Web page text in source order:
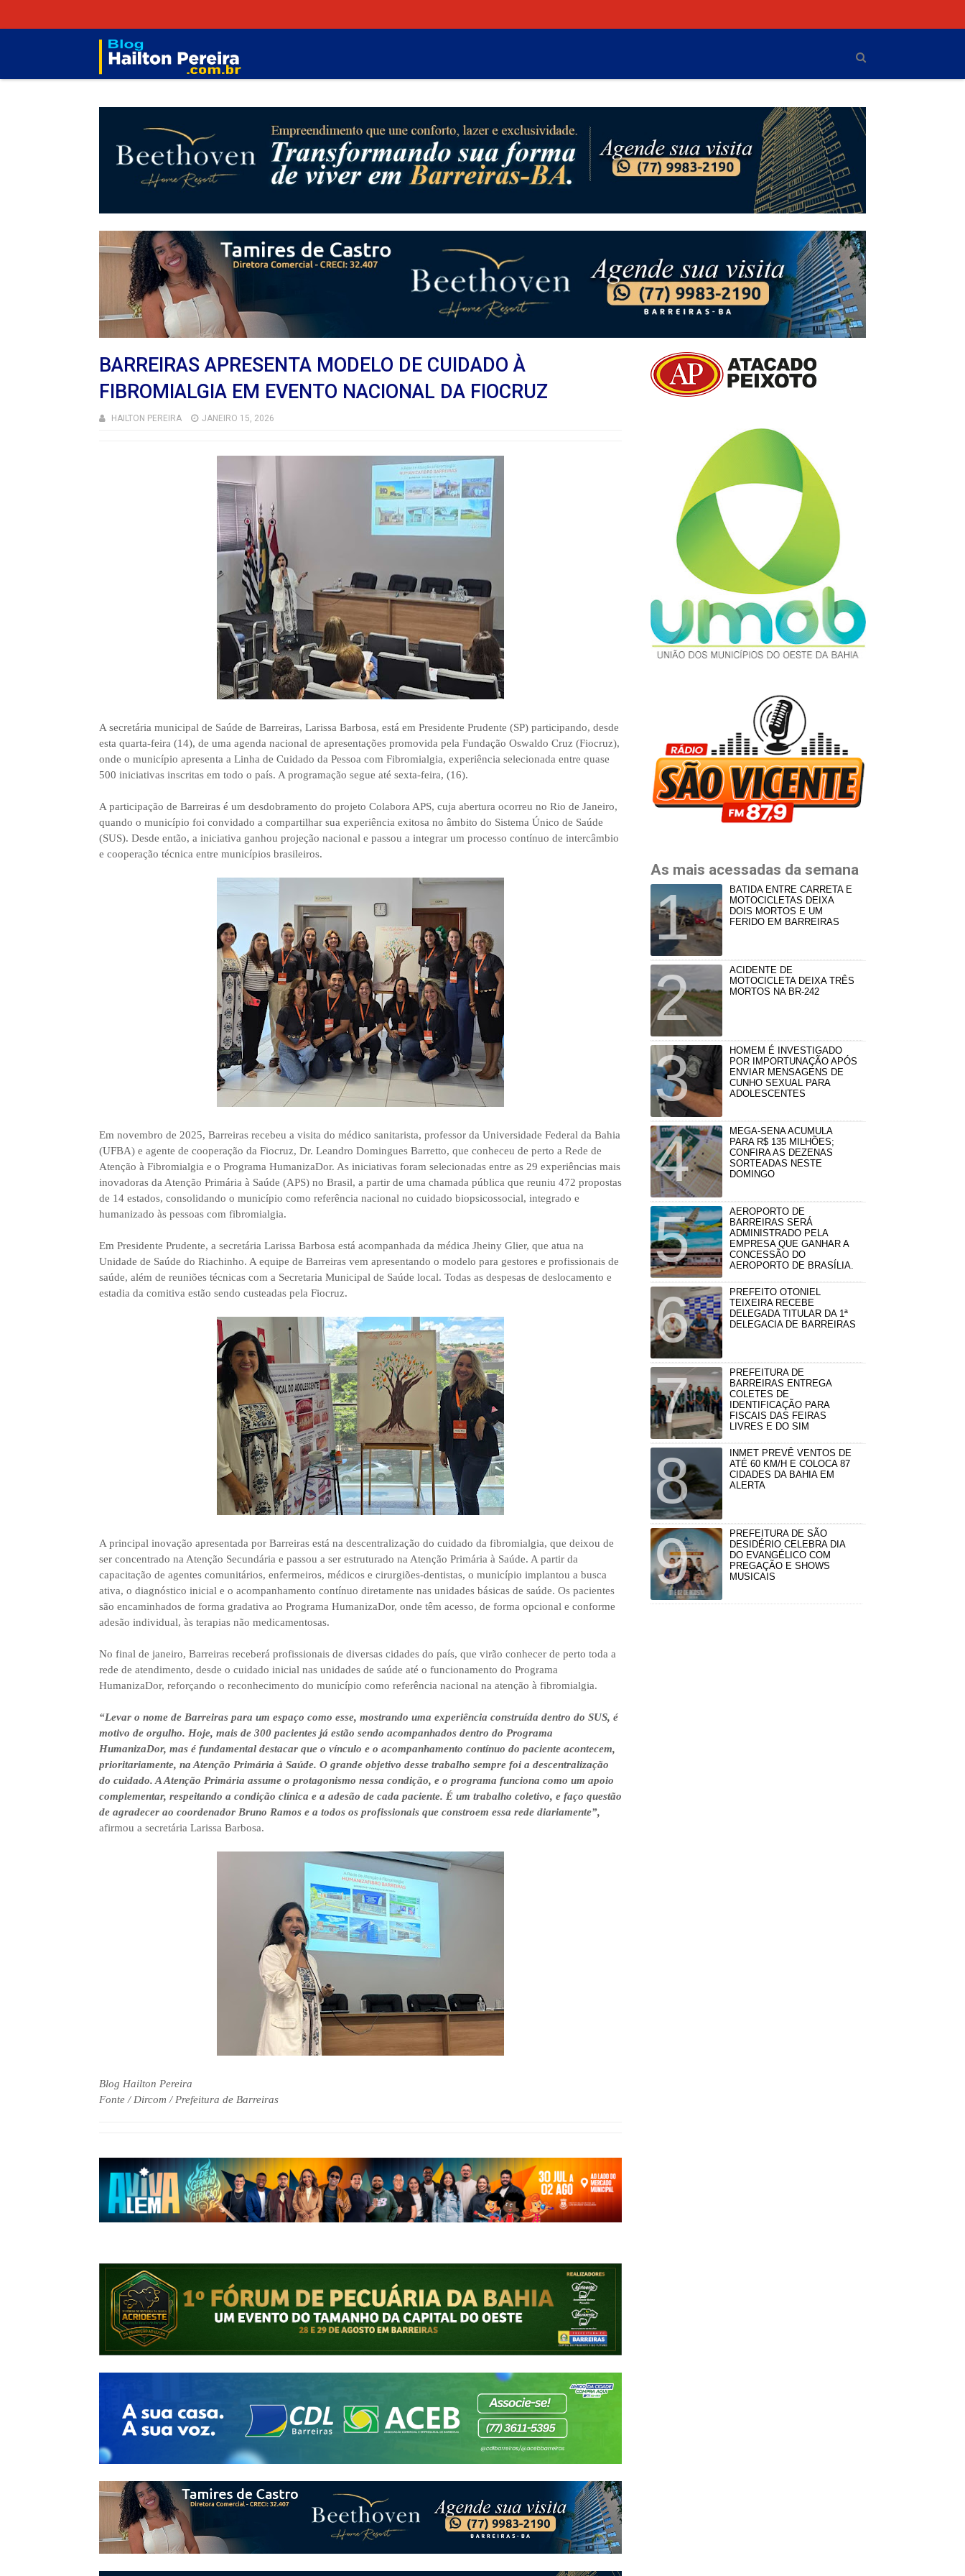
BARREIRAS APRESENTA MODELO DE CUIDADO À
FIBROMIALGIA EM EVENTO NACIONAL DA FIOCRUZ
HAILTON PEREIRA JANEIRO 15, 2026
A secretária municipal de Saúde de Barreiras, Larissa Barbosa, está em Presidente Prudente (SP) participando, desde
esta quarta-feira (14), de uma agenda nacional de apresentações promovida pela Fundação Oswaldo Cruz (Fiocruz),
onde o município apresenta a Linha de Cuidado da Pessoa com Fibromialgia, experiência selecionada entre quase
500 iniciativas inscritas em todo o país. A programação segue até sexta-feira, (16).
A participação de Barreiras é um desdobramento do projeto Colabora APS, cuja abertura ocorreu no Rio de Janeiro,
quando o município foi convidado a compartilhar sua experiência exitosa no âmbito do Sistema Único de Saúde
(SUS). Desde então, a iniciativa ganhou projeção nacional e passou a integrar um processo contínuo de intercâmbio
e cooperação técnica entre municípios brasileiros.
Em novembro de 2025, Barreiras recebeu a visita do médico sanitarista, professor da Universidade Federal da Bahia
(UFBA) e agente de cooperação da Fiocruz, Dr. Leandro Domingues Barretto, que conheceu de perto a Rede de
Atenção à Fibromialgia e o Programa HumanizaDor. As iniciativas foram selecionadas entre as 29 experiências mais
inovadoras da Atenção Primária à Saúde (APS) no Brasil, a partir de uma chamada pública que reuniu 472 propostas
de 14 estados, consolidando o município como referência nacional no cuidado biopsicossocial, integrado e
humanizado às pessoas com fibromialgia.
Em Presidente Prudente, a secretária Larissa Barbosa está acompanhada da médica Jheiny Glier, que atua na
Unidade de Saúde do Riachinho. A equipe de Barreiras vem apresentando o modelo para gestores e profissionais de
saúde, além de reuniões técnicas com a Secretaria Municipal de Saúde local. Todas as despesas de deslocamento e
estadia da comitiva estão sendo custeadas pela Fiocruz.
A principal inovação apresentada por Barreiras está na descentralização do cuidado da fibromialgia, que deixou de
ser concentrado na Atenção Secundária e passou a ser estruturado na Atenção Primária à Saúde. A partir da
capacitação de agentes comunitários, enfermeiros, médicos e cirurgiões-dentistas, o município implantou a busca
ativa, o diagnóstico inicial e o acompanhamento contínuo diretamente nas unidades básicas de saúde. Os pacientes
são encaminhados de forma gradativa ao Programa HumanizaDor, onde têm acesso, de forma opcional e conforme
adesão individual, às terapias não medicamentosas.
No final de janeiro, Barreiras receberá profissionais de diversas cidades do país, que virão conhecer de perto toda a
rede de atendimento, desde o cuidado inicial nas unidades de saúde até o funcionamento do Programa
HumanizaDor, reforçando o reconhecimento do município como referência nacional na atenção à fibromialgia.
“Levar o nome de Barreiras para um espaço como esse, mostrando uma experiência construída dentro do SUS, é
motivo de orgulho. Hoje, mais de 300 pacientes já estão sendo acompanhados dentro do Programa
HumanizaDor, mas é fundamental destacar que o vínculo e o acompanhamento contínuo do paciente acontecem,
prioritariamente, na Atenção Primária à Saúde. O grande objetivo desse trabalho sempre foi a descentralização
do cuidado. A Atenção Primária assume o protagonismo nessa condição, e o programa funciona como um apoio
complementar, respeitando a condição clínica e a adesão de cada paciente. É um trabalho coletivo, e faço questão
de agradecer ao coordenador Bruno Ramos e a todos os profissionais que constroem essa rede diariamente”,
afirmou a secretária Larissa Barbosa.
Blog Hailton Pereira
Fonte / Dircom / Prefeitura de Barreiras
As mais acessadas da semana
BATIDA ENTRE CARRETA E
MOTOCICLETAS DEIXA
DOIS MORTOS E UM
FERIDO EM BARREIRAS
ACIDENTE DE
MOTOCICLETA DEIXA TRÊS
MORTOS NA BR-242
HOMEM É INVESTIGADO
POR IMPORTUNAÇÃO APÓS
ENVIAR MENSAGENS DE
CUNHO SEXUAL PARA
ADOLESCENTES
MEGA-SENA ACUMULA
PARA R$ 135 MILHÕES;
CONFIRA AS DEZENAS
SORTEADAS NESTE
DOMINGO
AEROPORTO DE
BARREIRAS SERÁ
ADMINISTRADO PELA
EMPRESA QUE GANHAR A
CONCESSÃO DO
AEROPORTO DE BRASÍLIA.
PREFEITO OTONIEL
TEIXEIRA RECEBE
DELEGADA TITULAR DA 1ª
DELEGACIA DE BARREIRAS
PREFEITURA DE
BARREIRAS ENTREGA
COLETES DE
IDENTIFICAÇÃO PARA
FISCAIS DAS FEIRAS
LIVRES E DO SIM
INMET PREVÊ VENTOS DE
ATÉ 60 KM/H E COLOCA 87
CIDADES DA BAHIA EM
ALERTA
PREFEITURA DE SÃO
DESIDÉRIO CELEBRA DIA
DO EVANGÉLICO COM
PREGAÇÃO E SHOWS
MUSICAIS